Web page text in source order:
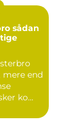
mere end
ko...